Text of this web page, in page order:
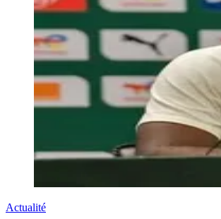
Actualité